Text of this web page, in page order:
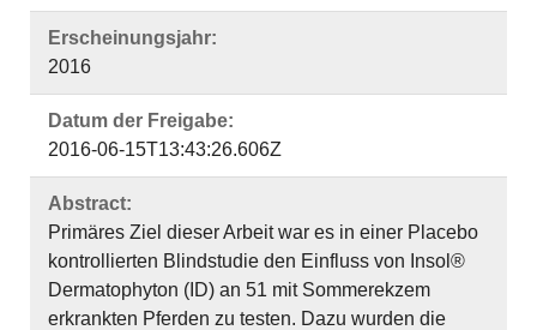
Erscheinungsjahr:
2016
Datum der Freigabe:
2016-06-15T13:43:26.606Z
Abstract:
Primäres Ziel dieser Arbeit war es in einer Placebo
kontrollierten Blindstudie den Einfluss von Insol®
Dermatophyton (ID) an 51 mit Sommerekzem
erkrankten Pferden zu testen. Dazu wurden die